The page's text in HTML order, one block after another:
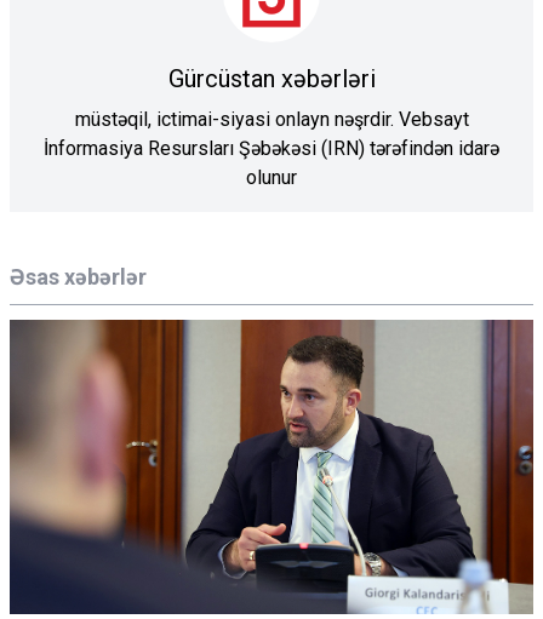
Əsas xəbərlər
Gürcüstan xəbərləri
müstəqil, ictimai-siyasi onlayn nəşrdir. Vebsayt
İnformasiya Resursları Şəbəkəsi (IRN) tərəfindən idarə
olunur